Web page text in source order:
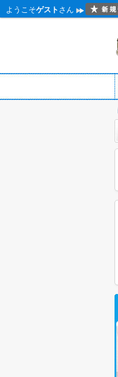
ようこそゲスト さん